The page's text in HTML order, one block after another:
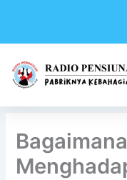
content